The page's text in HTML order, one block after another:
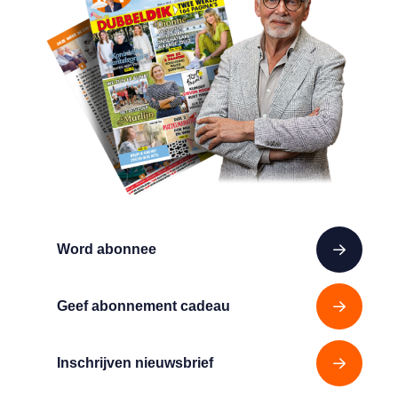
Word abonnee
Geef abonnement cadeau
Inschrijven nieuwsbrief